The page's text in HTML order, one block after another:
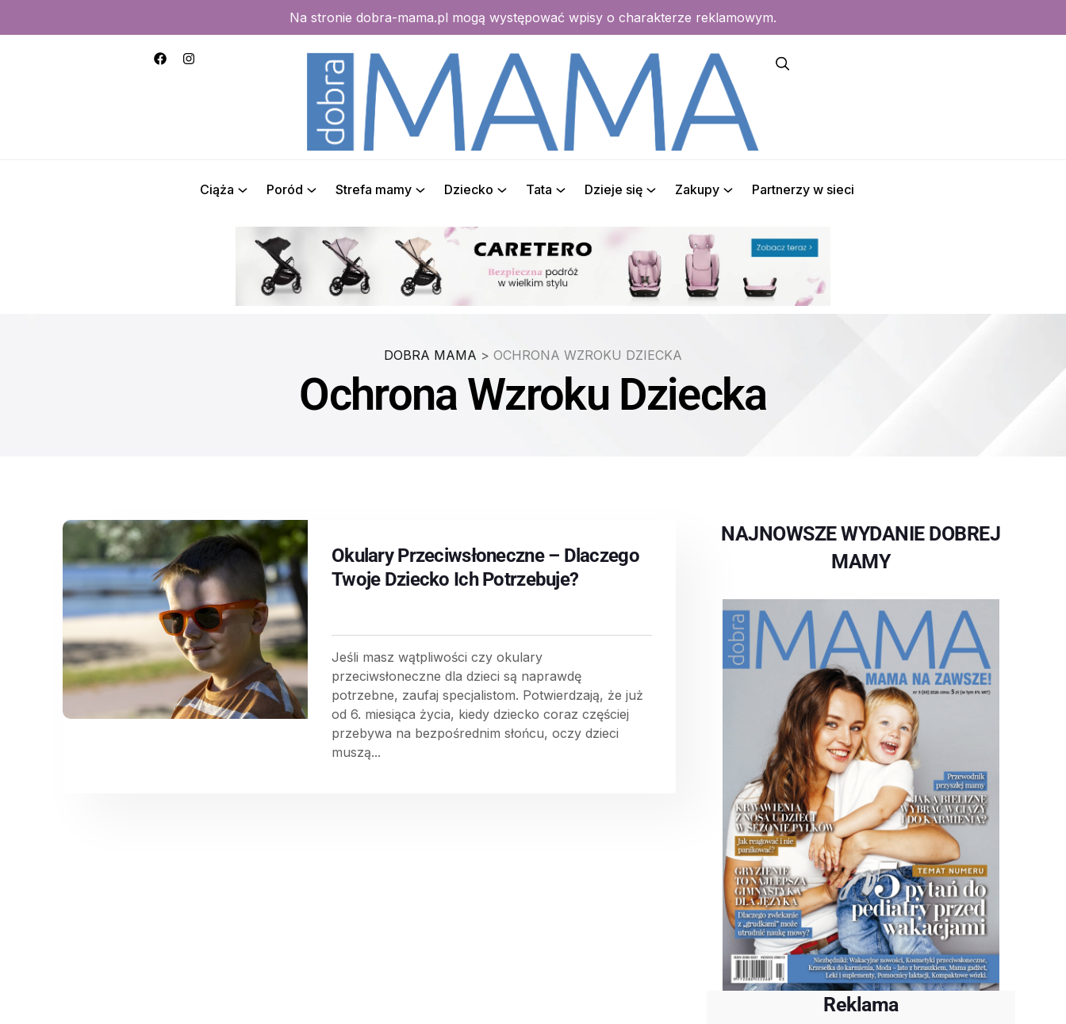
Na stronie dobra-mama.pl mogą występować wpisy o charakterze reklamowym.
Ciąża Poród Strefa mamy Dziecko Tata Dzieje się Zakupy Partnerzy w sieci
DOBRA MAMA > OCHRONA WZROKU DZIECKA
Ochrona Wzroku Dziecka
Okulary Przeciwsłoneczne – Dlaczego
Twoje Dziecko Ich Potrzebuje?
Jeśli masz wątpliwości czy okulary
przeciwsłoneczne dla dzieci są naprawdę
potrzebne, zaufaj specjalistom. Potwierdzają, że już
od 6. miesiąca życia, kiedy dziecko coraz częściej
przebywa na bezpośrednim słońcu, oczy dzieci
muszą...
NAJNOWSZE WYDANIE DOBREJ
MAMY
Reklama